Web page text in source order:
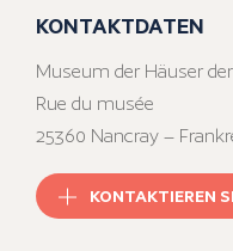
KONTAKTDATEN
Museum der Häuser
Rue du musée
25360 Nancray –
KONTAKTIEREN